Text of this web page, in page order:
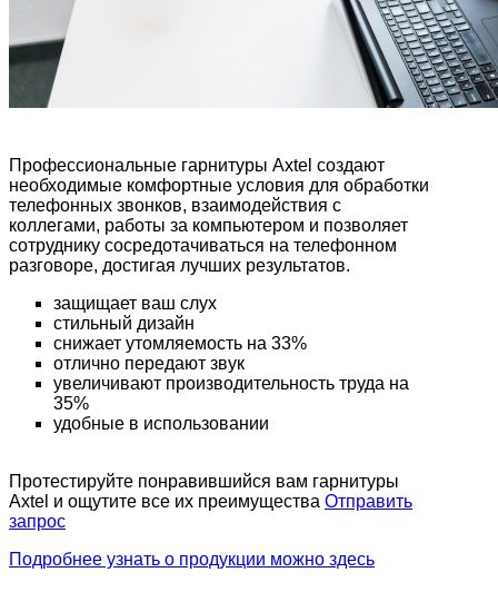
Профессиональные гарнитуры Axtel создают
необходимые комфортные условия для обработки
телефонных звонков, взаимодействия с
коллегами, работы за компьютером и позволяет
сотруднику сосредотачиваться на телефонном
разговоре, достигая лучших результатов.
защищает ваш слух
стильный дизайн
снижает утомляемость на 33%
отлично передают звук
увеличивают производительность труда на
35%
удобные в использовании
Протестируйте понравившийся вам гарнитуры
Axtel и ощутите все их преимущества Отправить
запрос
Подробнее узнать о продукции можно здесь